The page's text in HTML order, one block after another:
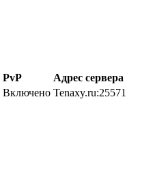
PvP
Адрес сервера
Включено Tenaxy.ru:25571